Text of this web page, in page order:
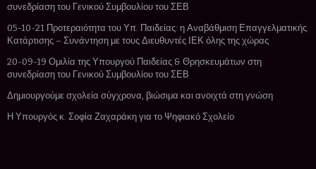
συνεδρίαση του Γενικού Συμβουλίου του ΣΕΒ
05-10-21 Προτεραιότητα του Υπ. Παιδείας: η Αναβάθμιση Επαγγελματικής
Κατάρτισης – Συνάντηση με τους Διευθυντές ΙΕΚ όλης της χώρας
20-09-19 Ομιλία της Υπουργού Παιδείας & Θρησκευμάτων στη
συνεδρίαση του Γενικού Συμβουλίου του ΣΕΒ
Δημιουργούμε σχολεία σύγχρονα, βιώσιμα και ανοιχτά στη γνώση
Η Υπουργός κ. Σοφία Ζαχαράκη για το Ψηφιακό Σχολείο